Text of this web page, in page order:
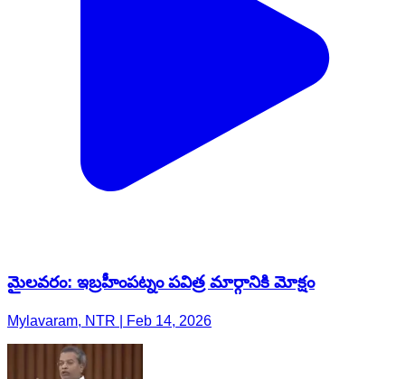
మైలవరం: ఇబ్రహీంపట్నం పవిత్ర మార్గానికి మోక్షం
Mylavaram, NTR | Feb 14, 2026